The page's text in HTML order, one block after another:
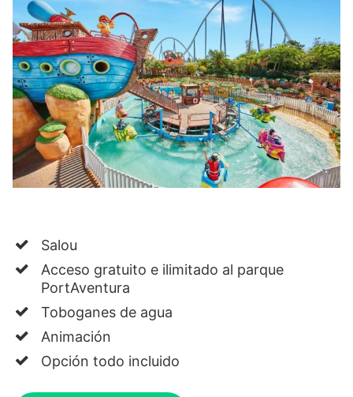
Salou
Acceso gratuito e ilimitado al parque
PortAventura
Toboganes de agua
Animación
Opción todo incluido